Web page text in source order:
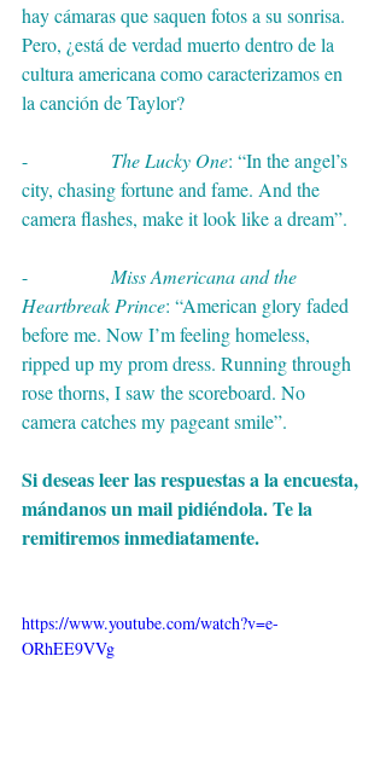
hay cámaras que saquen fotos a su sonrisa.
Pero, ¿está de verdad muerto dentro de la
cultura americana como caracterizamos en
la canción de Taylor?
- The Lucky One: “In the angel’s
city, chasing fortune and fame. And the
camera flashes, make it look like a dream”.
- Miss Americana and the
Heartbreak Prince: “American glory faded
before me. Now I’m feeling homeless,
ripped up my prom dress. Running through
rose thorns, I saw the scoreboard. No
camera catches my pageant smile”.
Si deseas leer las respuestas a la encuesta,
mándanos un mail pidiéndola. Te la
remitiremos inmediatamente.
https://www.youtube.com/watch?v=e-
ORhEE9VVg